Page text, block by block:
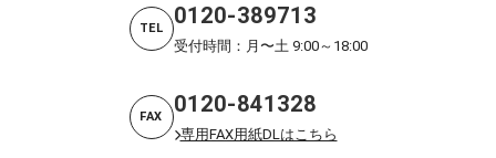
TEL 0120-389713
受付時間：月〜土 9:00～18:00
FAX 0120-841328
専用FAX用紙DLはこちら